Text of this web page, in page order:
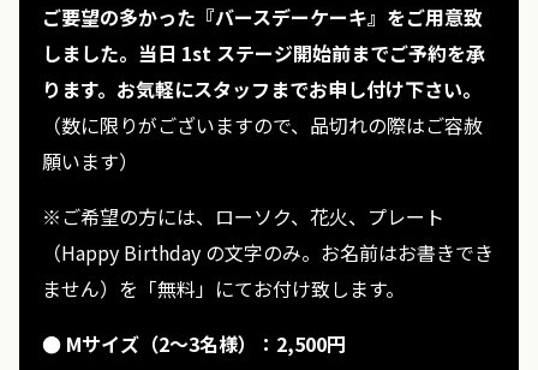
ご要望の多かった『バースデーケーキ』をご用意致
しました。当日 1st ステージ開始前までご予約を承
ります。お気軽にスタッフまでお申し付け下さい。
（数に限りがございますので、品切れの際はご容赦
願います）
※ご希望の方には、ローソク、花火、プレート
（Happy Birthday の文字のみ。お名前はお書きでき
ません）を「無料」にてお付け致します。
● Mサイズ（2〜3名様）：2,500円